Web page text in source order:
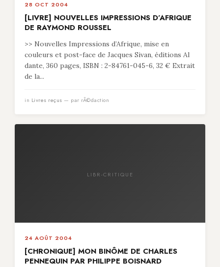
28 OCT 2004
[LIVRE] NOUVELLES IMPRESSIONS D’AFRIQUE
DE RAYMOND ROUSSEL
>> Nouvelles Impressions d’Afrique, mise en
couleurs et post-face de Jacques Sivan, éditions Al
dante, 360 pages, ISBN : 2-84761-045-6, 32 € Extrait
de la...
in Livres reçus — par rÃ©daction
LIBR-CRITIQUE
24 AOÛT 2004
[CHRONIQUE] MON BINÔME DE CHARLES
PENNEQUIN PAR PHILIPPE BOISNARD